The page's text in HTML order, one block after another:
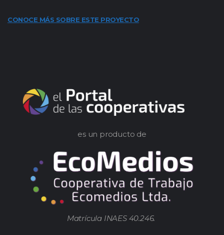
CONOCE MÁS SOBRE ESTE PROYECTO
es un producto de
Matrícula INAES 40.246.